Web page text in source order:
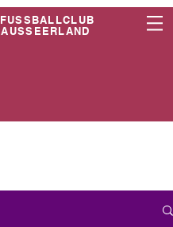
FUSSBALLCLUB
AUSSEERLAND